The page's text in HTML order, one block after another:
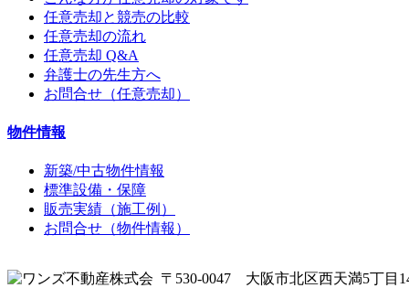
任意売却と競売の比較
任意売却の流れ
任意売却 Q&A
弁護士の先生方へ
お問合せ（任意売却）
物件情報
新築/中古物件情報
標準設備・保障
販売実績（施工例）
お問合せ（物件情報）
〒530-0047 大阪市北区西天満5丁目